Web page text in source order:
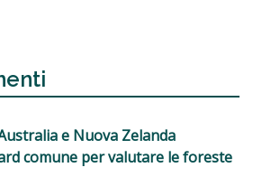
e Nuova Zelanda
comune per valutare le foreste